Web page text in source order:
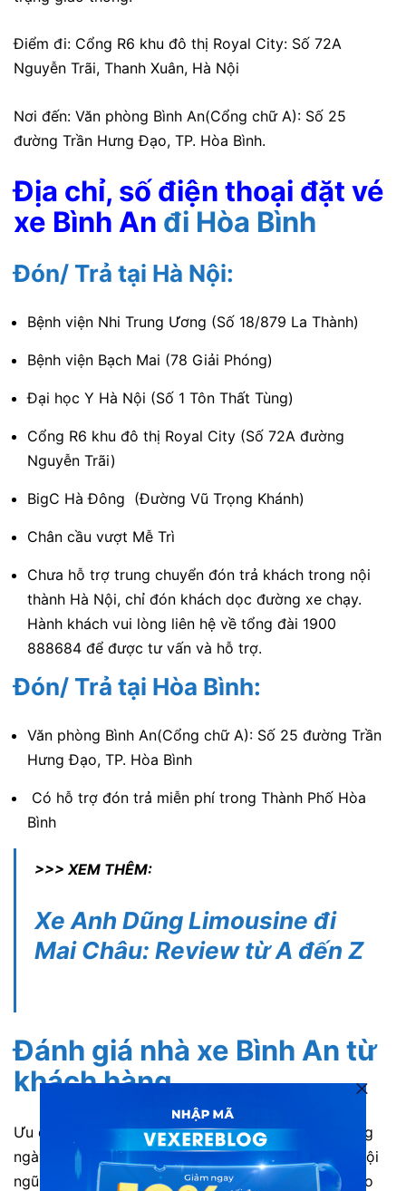
Điểm đi: Cổng R6 khu đô thị Royal City: Số 72A
Nguyễn Trãi, Thanh Xuân, Hà Nội
Nơi đến: Văn phòng Bình An(Cổng chữ A): Số 25
đường Trần Hưng Đạo, TP. Hòa Bình.
Địa chỉ, số điện thoại đặt vé
xe Bình An đi Hòa Bình
Đón/ Trả tại Hà Nội:
Bệnh viện Nhi Trung Ương (Số 18/879 La Thành)
Bệnh viện Bạch Mai (78 Giải Phóng)
Đại học Y Hà Nội (Số 1 Tôn Thất Tùng)
Cổng R6 khu đô thị Royal City (Số 72A đường
Nguyễn Trãi)
BigC Hà Đông (Đường Vũ Trọng Khánh)
Chân cầu vượt Mễ Trì
Chưa hỗ trợ trung chuyển đón trả khách trong nội
thành Hà Nội, chỉ đón khách dọc đường xe chạy.
Hành khách vui lòng liên hệ về tổng đài 1900
888684 để được tư vấn và hỗ trợ.
Đón/ Trả tại Hòa Bình:
Văn phòng Bình An(Cổng chữ A): Số 25 đường Trần
Hưng Đạo, TP. Hòa Bình
Có hỗ trợ đón trả miễn phí trong Thành Phố Hòa
Bình
>>> XEM THÊM:
Xe Anh Dũng Limousine đi
Mai Châu: Review từ A đến Z
Đánh giá nhà xe Bình An từ
khách hàng
Ưu điểm: Xe xuất phát đúng khung giờ cố định hằng
ngày. Cơ sở vật chất trên xe luôn được đảm bảo. Đội
ngũ tài xế tận tâm, mang đến hành trình an toàn cho